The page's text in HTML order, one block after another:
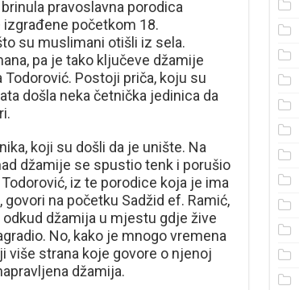
pravoslavna porodica
početkom 18.
su muslimani otišli iz sela.
pa je tako ključeve džamije
Postoji priča, koju su
došla neka četnička jedinica da
koji su došli da je unište. Na
džamije se spustio tenk i porušio
iz te porodice koja je ima
na početku Sadžid ef. Ramić,
džamija u mjestu gdje žive
No, kako je mnogo vremena
više strana koje govore o njenoj
džamija.